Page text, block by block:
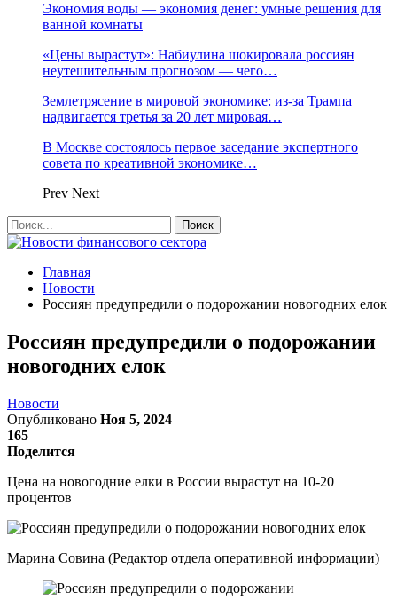
Экономия воды — экономия денег: умные решения для
ванной комнаты
«Цены вырастут»: Набиулина шокировала россиян
неутешительным прогнозом — чего…
Землетрясение в мировой экономике: из-за Трампа
надвигается третья за 20 лет мировая…
В Москве состоялось первое заседание экспертного
совета по креативной экономике…
Prev Next
Главная
Новости
Россиян предупредили о подорожании новогодних елок
Россиян предупредили о подорожании
новогодних елок
Новости
Опубликовано Ноя 5, 2024
165
Поделится
Цена на новогодние елки в России вырастут на 10-20
процентов
Марина Совина (Редактор отдела оперативной информации)